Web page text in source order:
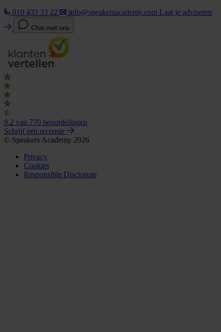
010 433 33 22
info@speakersacademy.com Laat je adviseren
Chat met ons
9.2 van 770 beoordelingen
Schrijf een recensie
© Speakers Academy 2026
Privacy
Cookies
Responsible Disclosure